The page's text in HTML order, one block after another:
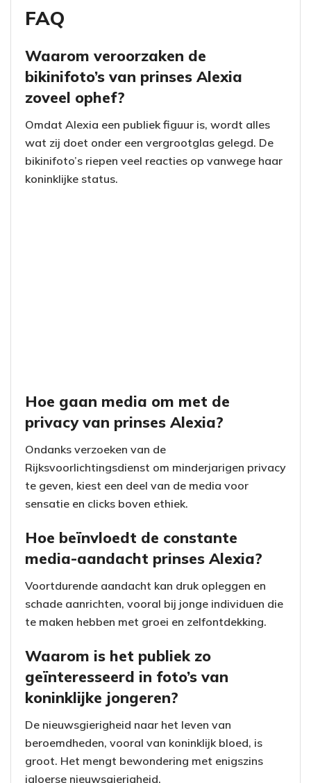
FAQ
Waarom veroorzaken de
bikinifoto’s van prinses Alexia
zoveel ophef?
Omdat Alexia een publiek figuur is, wordt alles
wat zij doet onder een vergrootglas gelegd. De
bikinifoto’s riepen veel reacties op vanwege haar
koninklijke status.
Hoe gaan media om met de
privacy van prinses Alexia?
Ondanks verzoeken van de
Rijksvoorlichtingsdienst om minderjarigen privacy
te geven, kiest een deel van de media voor
sensatie en clicks boven ethiek.
Hoe beïnvloedt de constante
media-aandacht prinses Alexia?
Voortdurende aandacht kan druk opleggen en
schade aanrichten, vooral bij jonge individuen die
te maken hebben met groei en zelfontdekking.
Waarom is het publiek zo
geïnteresseerd in foto’s van
koninklijke jongeren?
De nieuwsgierigheid naar het leven van
beroemdheden, vooral van koninklijk bloed, is
groot. Het mengt bewondering met enigszins
jaloerse nieuwsgierigheid.